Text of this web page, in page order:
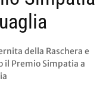
della Raschera e
il Premio Simpatia a